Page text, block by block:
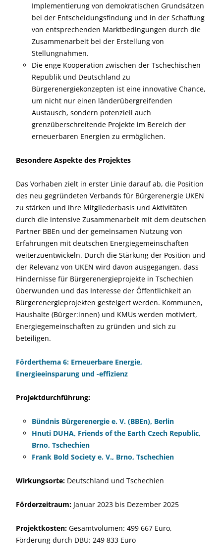
Implementierung von demokratischen Grundsätzen
bei der Entscheidungsfindung und in der Schaffung
von entsprechenden Marktbedingungen durch die
Zusammenarbeit bei der Erstellung von
Stellungnahmen.
Die enge Kooperation zwischen der Tschechischen
Republik und Deutschland zu
Bürgerenergiekonzepten ist eine innovative Chance,
um nicht nur einen länderübergreifenden
Austausch, sondern potenziell auch
grenzüberschreitende Projekte im Bereich der
erneuerbaren Energien zu ermöglichen.
Besondere Aspekte des Projektes
Das Vorhaben zielt in erster Linie darauf ab, die Position
des neu gegründeten Verbands für Bürgerenergie UKEN
zu stärken und ihre Mitgliederbasis und Aktivitäten
durch die intensive Zusammenarbeit mit dem deutschen
Partner BBEn und der gemeinsamen Nutzung von
Erfahrungen mit deutschen Energiegemeinschaften
weiterzuentwickeln. Durch die Stärkung der Position und
der Relevanz von UKEN wird davon ausgegangen, dass
Hindernisse für Bürgerenergieprojekte in Tschechien
überwunden und das Interesse der Öffentlichkeit an
Bürgerenergieprojekten gesteigert werden. Kommunen,
Haushalte (Bürger:innen) und KMUs werden motiviert,
Energiegemeinschaften zu gründen und sich zu
beteiligen.
Förderthema 6: Erneuerbare Energie,
Energieeinsparung und -effizienz
Projektdurchführung:
Bündnis Bürgerenergie e. V. (BBEn), Berlin
Hnuti DUHA, Friends of the Earth Czech Republic,
Brno, Tschechien
Frank Bold Society e. V., Brno, Tschechien
Wirkungsorte: Deutschland und Tschechien
Förderzeitraum: Januar 2023 bis Dezember 2025
Projektkosten: Gesamtvolumen: 499 667 Euro,
Förderung durch DBU: 249 833 Euro